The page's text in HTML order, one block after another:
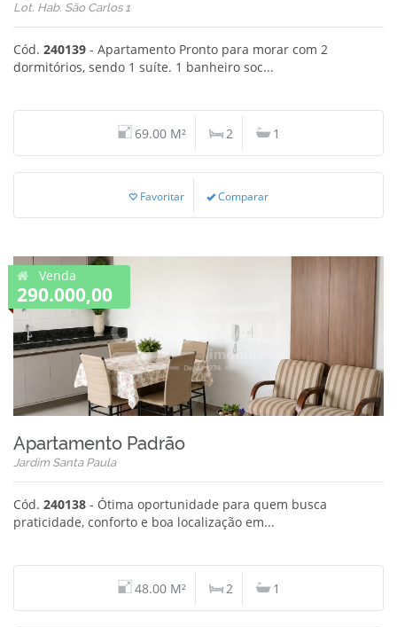
Lot. Hab. São Carlos 1
Cód. 240139 - Apartamento Pronto para morar com 2
dormitórios, sendo 1 suíte. 1 banheiro soc...
69.00 M² 2 1
Favoritar Comparar
Venda
290.000,00
Apartamento Padrão
Jardim Santa Paula
Cód. 240138 - Ótima oportunidade para quem busca
praticidade, conforto e boa localização em...
48.00 M² 2 1